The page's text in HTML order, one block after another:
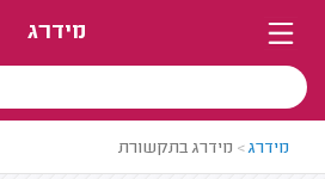
מידרג
מידרג> מידרג בתקשורת